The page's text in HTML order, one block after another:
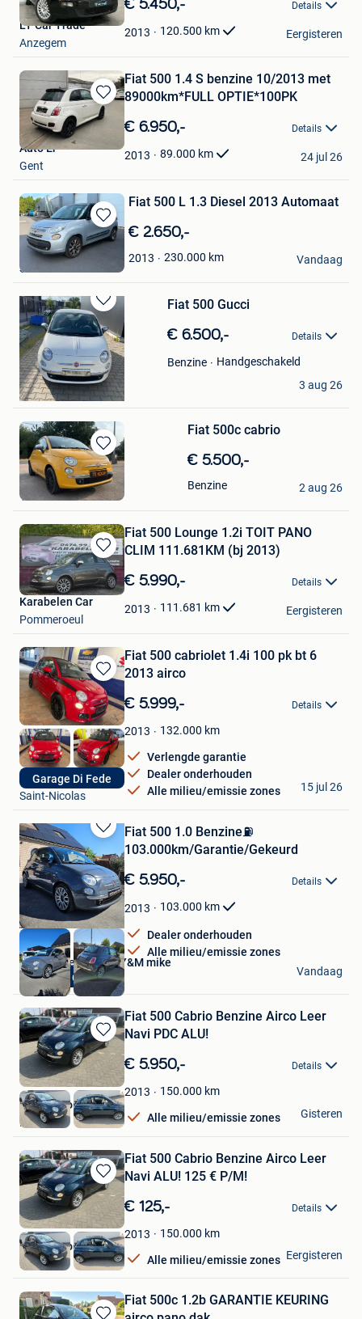
Mijn
Favorieten
€ 5.450,- Details
2013 120.500 km
LT Car Trade
Anzegem
Eergisteren
Bewaren
in
Favorieten
Fiat 500 1.4 S benzine 10/2013 met
89000km*FULL OPTIE*100PK
€ 6.950,- Details
2013 89.000 km
Auto Er
Gent
24 jul 26
Bewaren
in
Favorieten
Fiat 500 L 1.3 Diesel 2013 Automaat
€ 2.650,-
2013 230.000 km
S-Motors Bvba
Sint-Niklaas
Vandaag
Bewaren
in
Mijn
Favorieten
Fiat 500 Gucci
€ 6.500,- Details
Benzine
Handgeschakeld
koen
Lommel
3 aug 26
Bewaren
in
Mijn
Favorieten
Fiat 500c cabrio
€ 5.500,-
Benzine
kenny
Vorselaar
2 aug 26
Bewaren
in
Mijn
Favorieten
Fiat 500 Lounge 1.2i TOIT PANO
CLIM 111.681KM (bj 2013)
€ 5.990,- Details
2013 111.681 km
Karabelen Car
Pommeroeul
Eergisteren
Bewaren
in
Mijn
Favorieten
Garage Di Fede
Fiat 500 cabriolet 1.4i 100 pk bt 6
2013 airco
€ 5.999,- Details
2013 132.000 km
Verlengde garantie
Dealer onderhouden
Alle milieu/emissie zones
GARAGE DI FEDE
Saint-Nicolas
15 jul 26
Bewaren
in
Mijn
Favorieten
Benzine Garantie
Fiat 500 1.0 Benzine️⛽️
103.000km/Garantie/Gekeurd
€ 5.950,- Details
2013 103.000 km
Dealer onderhouden
Alle milieu/emissie zones
autohandel garage Y&M mike
Kortemark
Vandaag
Bewaren
in
Mijn
Favorieten
Fiat 500 Cabrio Benzine Airco Leer
Navi PDC ALU!
€ 5.950,- Details
2013 150.000 km
Alle milieu/emissie zones
Atlas Autos
Rekem
Gisteren
Bewaren
in
Mijn
Favorieten
Fiat 500 Cabrio Benzine Airco Leer
Navi ALU! 125 € P/M!
€ 125,- Details
2013 150.000 km
Alle milieu/emissie zones
Atlas Autos
Rekem
Eergisteren
Fiat 500c 1.2b GARANTIE KEURING